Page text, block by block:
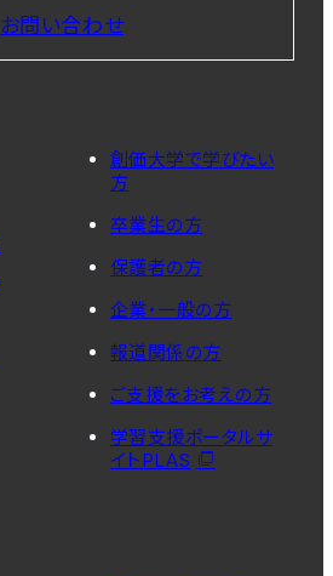
お問い合わせ
創価大学で学びたい
方
卒業生の方
保護者の方
企業・一般の方
報道関係の方
ご支援をお考えの方
学習支援ポータルサ
イトPLAS